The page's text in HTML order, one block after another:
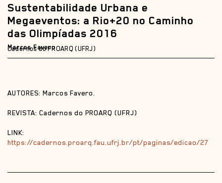
Sustentabilidade Urbana e
Megaeventos: a Rio+20 no Caminho
das Olimpíadas 2016
Cadernos do PROARQ (UFRJ)
Marcos Favero
AUTORES: Marcos Favero.
REVISTA: Cadernos do PROARQ (UFRJ)
LINK:
https://cadernos.proarq.fau.ufrj.br/pt/paginas/edicao/27